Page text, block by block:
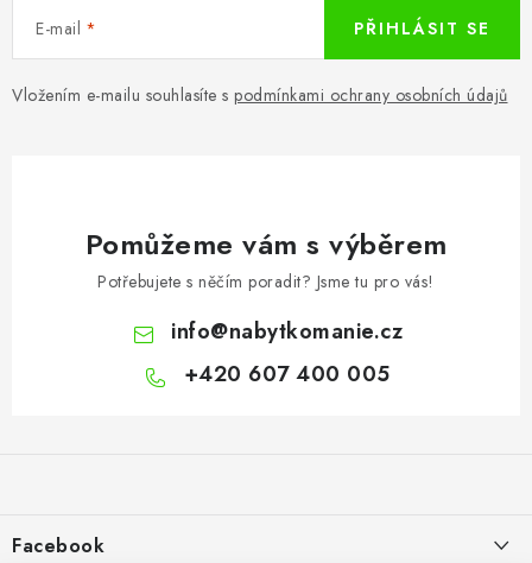
E-mail
Vložením e-mailu souhlasíte s podmínkami ochrany osobních údajů
PŘIHLÁSIT SE
Pomůžeme vám s výběrem
Potřebujete s něčím poradit? Jsme tu pro vás!
info@nabytkomanie.cz
+420 607 400 005
aFacebook